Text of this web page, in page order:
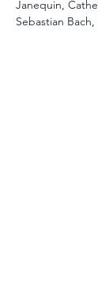
Janequin,
Sebastian